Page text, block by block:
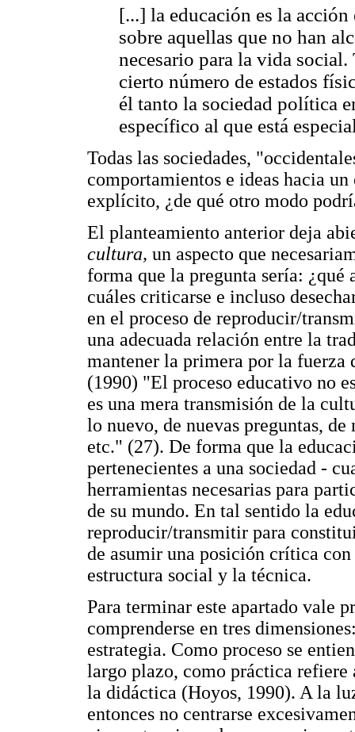
[...] la educación es la
sobre aquellas que no han
necesario para la vida
cierto número de estados
él tanto la sociedad política
específico al que está
Todas las sociedades,
comportamientos e ideas hacia
explícito, ¿de qué otro modo
El planteamiento anterior deja
cultura, un aspecto que
forma que la pregunta sería: ¿qué
cuáles criticarse e incluso
en el proceso de reproducir/
una adecuada relación entre la
mantener la primera por la fuerza
(1990) "El proceso educativo no
es una mera transmisión de la
lo nuevo, de nuevas preguntas,
etc." (27). De forma que la
pertenecientes a una sociedad -
herramientas necesarias para
de su mundo. En tal sentido la
reproducir/transmitir para
de asumir una posición crítica
estructura social y la técnica.
Para terminar este apartado vale
comprenderse en tres
estrategia. Como proceso se
largo plazo, como práctica refiere
la didáctica (Hoyos, 1990). A la
entonces no centrarse